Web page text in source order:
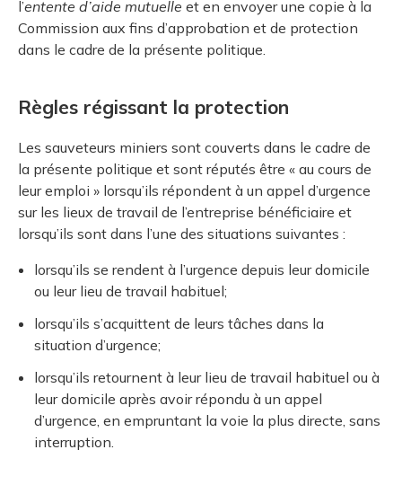
l’entente d’aide mutuelle et en envoyer une copie à la
Commission aux fins d’approbation et de protection
dans le cadre de la présente politique.
Règles régissant la protection
Les sauveteurs miniers sont couverts dans le cadre de
la présente politique et sont réputés être « au cours de
leur emploi » lorsqu’ils répondent à un appel d’urgence
sur les lieux de travail de l’entreprise bénéficiaire et
lorsqu’ils sont dans l’une des situations suivantes :
lorsqu’ils se rendent à l’urgence depuis leur domicile
ou leur lieu de travail habituel;
lorsqu’ils s’acquittent de leurs tâches dans la
situation d’urgence;
lorsqu’ils retournent à leur lieu de travail habituel ou à
leur domicile après avoir répondu à un appel
d’urgence, en empruntant la voie la plus directe, sans
interruption.